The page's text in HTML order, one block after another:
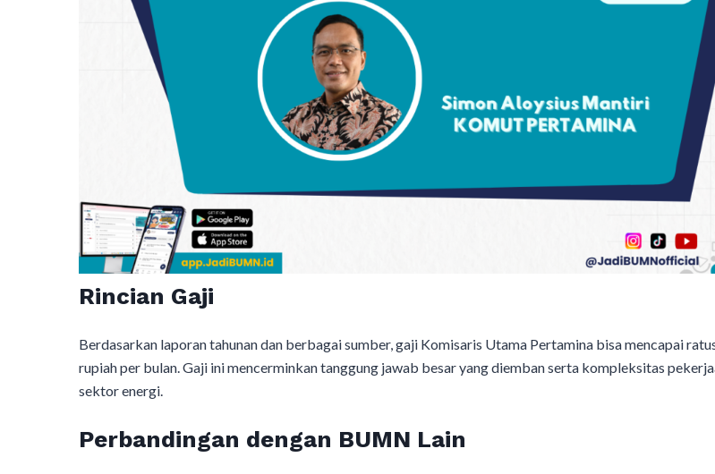
Rincian Gaji
Berdasarkan laporan tahunan dan berbagai sumber, gaji Komisaris Utama Pertamina bisa mencapai
rupiah per bulan. Gaji ini mencerminkan tanggung jawab besar yang diemban serta kompleksitas
sektor energi.
Perbandingan dengan BUMN Lain